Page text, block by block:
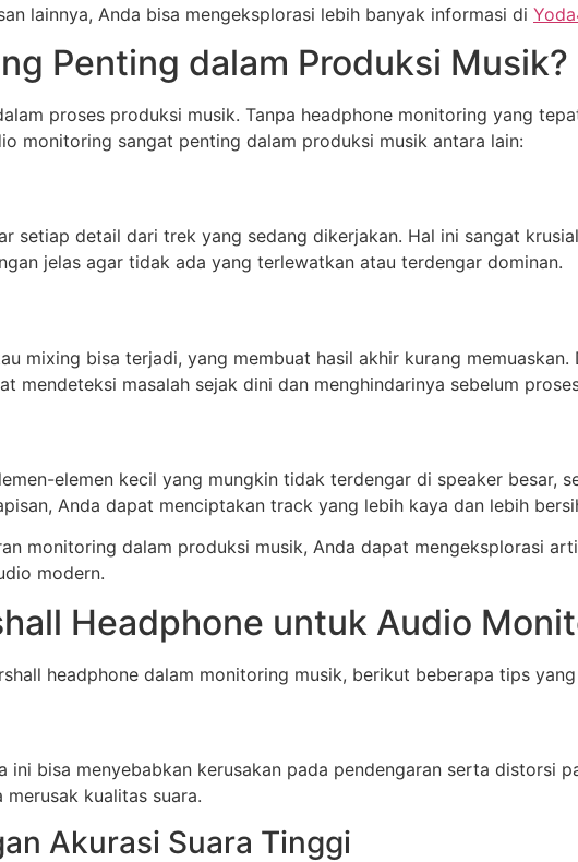
lainnya, Anda bisa mengeksplorasi lebih banyak informasi di
Penting dalam Produksi Musik?
proses produksi musik. Tanpa headphone monitoring yang
monitoring sangat penting dalam produksi musik antara lain:
setiap detail dari trek yang sedang dikerjakan. Hal ini sangat
jelas agar tidak ada yang terlewatkan atau terdengar dominan.
mixing bisa terjadi, yang membuat hasil akhir kurang memuaskan.
mendeteksi masalah sejak dini dan menghindarinya sebelum
elemen kecil yang mungkin tidak terdengar di speaker besar,
Anda dapat menciptakan track yang lebih kaya dan lebih
monitoring dalam produksi musik, Anda dapat mengeksplorasi
modern.
Headphone untuk Audio
headphone dalam monitoring musik, berikut beberapa tips
bisa menyebabkan kerusakan pada pendengaran serta distorsi
kualitas suara.
Akurasi Suara Tinggi